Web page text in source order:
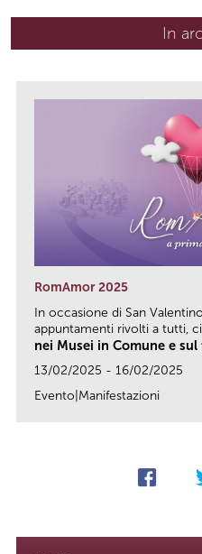
In
RomAmor 2025
In occasione di San
appuntamenti rivolti a tutti,
nei Musei in Comune e
13/02/2025 - 16/02/2025
Evento|Manifestazioni